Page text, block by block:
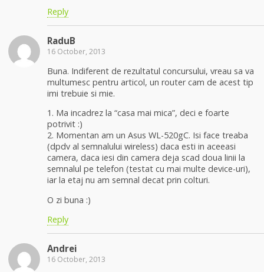
Reply
RaduB
16 October, 2013
Buna. Indiferent de rezultatul concursului, vreau sa va
multumesc pentru articol, un router cam de acest tip
imi trebuie si mie.
1. Ma incadrez la “casa mai mica”, deci e foarte
potrivit :)
2. Momentan am un Asus WL-520gC. Isi face treaba
(dpdv al semnalului wireless) daca esti in aceeasi
camera, daca iesi din camera deja scad doua linii la
semnalul pe telefon (testat cu mai multe device-uri),
iar la etaj nu am semnal decat prin colturi.
O zi buna :)
Reply
Andrei
16 October, 2013